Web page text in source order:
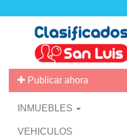
Publicar ahora
INMUEBLES
VEHICULOS